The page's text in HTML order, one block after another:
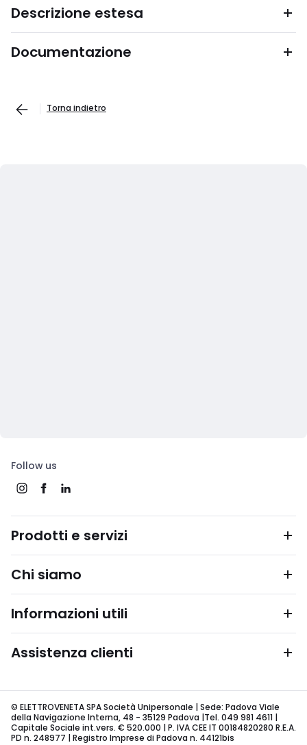
Descrizione estesa
Documentazione
Torna indietro
Follow us
Prodotti e servizi
Chi siamo
Informazioni utili
Assistenza clienti
© ELETTROVENETA SPA Società Unipersonale | Sede: Padova Viale
della Navigazione Interna, 48 - 35129 Padova |Tel. 049 981 4611 |
Capitale Sociale int.vers. € 520.000 | P. IVA CEE IT 00184820280 R.E.A.
PD n. 248977 | Registro Imprese di Padova n. 44121bis